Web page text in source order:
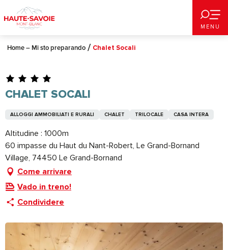
au
contenu
principal
MENU
Home – Mi sto preparando Chalet Socali
CHALET SOCALI
ALLOGGI AMMOBILIATI E RURALI CHALET TRILOCALE CASA INTERA
Altitudine : 1000m
60 impasse du Haut du Nant-Robert, Le Grand-Bornand
Village, 74450 Le Grand-Bornand
Come arrivare
Vado in treno!
Condividere